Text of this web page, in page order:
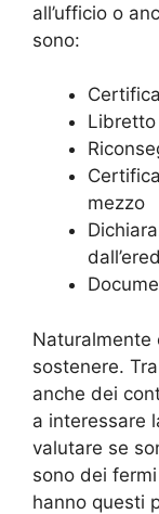
all’ufficio o
sono:
mezzo
Naturalmente
sostenere.
anche dei
a interessare
valutare se
sono dei
hanno questi